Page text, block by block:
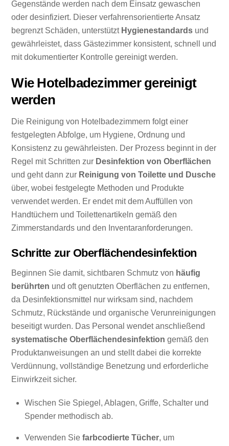
Gegenstände werden nach dem Einsatz gewaschen
oder desinfiziert. Dieser verfahrensorientierte Ansatz
begrenzt Schäden, unterstützt Hygienestandards und
gewährleistet, dass Gästezimmer konsistent, schnell und
mit dokumentierter Kontrolle gereinigt werden.
Wie Hotelbadezimmer gereinigt
werden
Die Reinigung von Hotelbadezimmern folgt einer
festgelegten Abfolge, um Hygiene, Ordnung und
Konsistenz zu gewährleisten. Der Prozess beginnt in der
Regel mit Schritten zur Desinfektion von Oberflächen
und geht dann zur Reinigung von Toilette und Dusche
über, wobei festgelegte Methoden und Produkte
verwendet werden. Er endet mit dem Auffüllen von
Handtüchern und Toilettenartikeln gemäß den
Zimmerstandards und den Inventaranforderungen.
Schritte zur Oberflächendesinfektion
Beginnen Sie damit, sichtbaren Schmutz von häufig
berührten und oft genutzten Oberflächen zu entfernen,
da Desinfektionsmittel nur wirksam sind, nachdem
Schmutz, Rückstände und organische Verunreinigungen
beseitigt wurden. Das Personal wendet anschließend
systematische Oberflächendesinfektion gemäß den
Produktanweisungen an und stellt dabei die korrekte
Verdünnung, vollständige Benetzung und erforderliche
Einwirkzeit sicher.
Wischen Sie Spiegel, Ablagen, Griffe, Schalter und
Spender methodisch ab.
Verwenden Sie farbcodierte Tücher, um